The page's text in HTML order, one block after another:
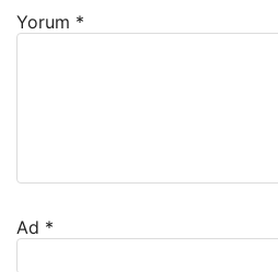
Yorum *
Ad *